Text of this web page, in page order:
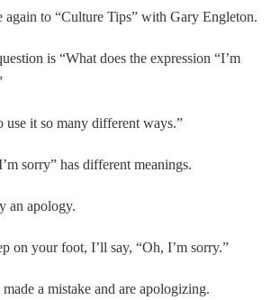
to “Culture Tips” with Gary Engleton.
is “What does the expression “I’m
use it so many different ways.”
sorry” has different meanings.
an apology.
on your foot, I’ll say, “Oh, I’m sorry.”
a mistake and are apologizing.